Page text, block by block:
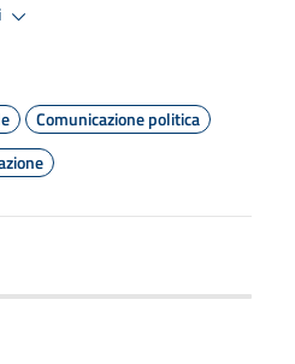
Comunicazione politica